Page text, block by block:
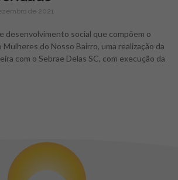
de 2021
desenvolvimento social que compõem o
do Nosso Bairro, uma realização da
com o Sebrae Delas SC, com execução da